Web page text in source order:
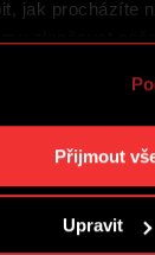
jak procházíte
Vašich
si
takovou
Přijmout
Upravit
DETAIL